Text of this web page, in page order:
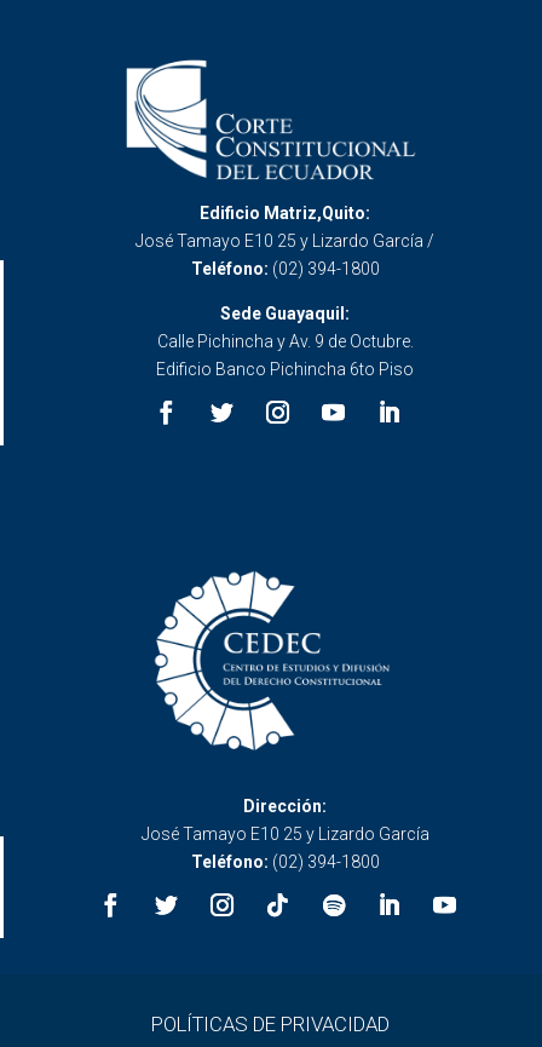
Edificio Matriz,Quito:
José Tamayo E10 25 y Lizardo García /
Teléfono: (02) 394-1800
Sede Guayaquil:
Calle Pichincha y Av. 9 de Octubre.
Edificio Banco Pichincha 6to Piso
Dirección:
José Tamayo E10 25 y Lizardo García
Teléfono: (02) 394-1800
POLÍTICAS DE PRIVACIDAD